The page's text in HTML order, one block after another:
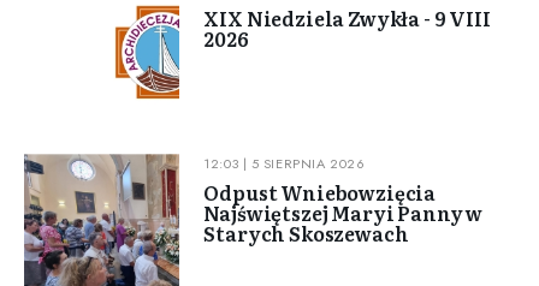
XIX Niedziela Zwykła - 9 VIII
2026
12:03 | 5 SIERPNIA 2026
Odpust Wniebowzięcia
Najświętszej Maryi Panny w
Starych Skoszewach